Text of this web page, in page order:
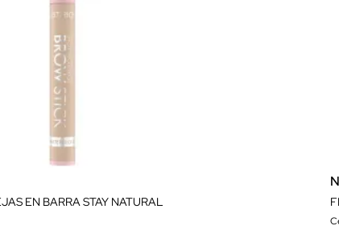
EN BARRA STAY NATURAL